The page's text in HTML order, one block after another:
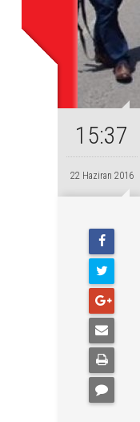
15:37
22 Haziran 2016